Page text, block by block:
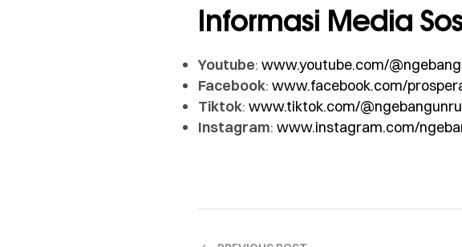
Informasi Media
Youtube: www.youtube.com/
Facebook: www.facebook.com/
Tiktok: www.tiktok.com/
Instagram: www.instagram.com/